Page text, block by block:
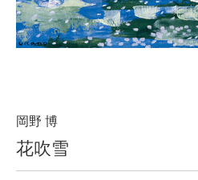
About
Contact
Purchase assessment
岡野 博
花吹雪